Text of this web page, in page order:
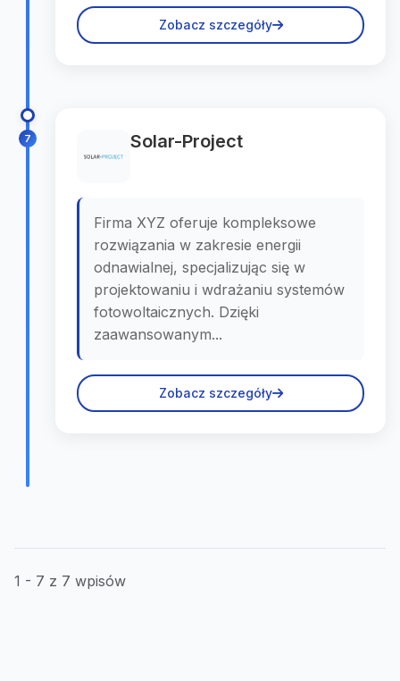
Zobacz szczegóły
7 Solar-Project
Firma XYZ oferuje kompleksowe
rozwiązania w zakresie energii
odnawialnej, specjalizując się w
projektowaniu i wdrażaniu systemów
fotowoltaicznych. Dzięki
zaawansowanym...
Zobacz szczegóły
1 - 7 z 7 wpisów